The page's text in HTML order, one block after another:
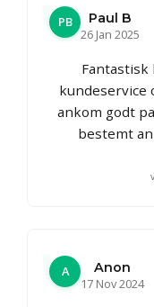
PB
Paul B
26 Jan 2025
Fantastisk
kundeservice
ankom godt
bestemt
A
Anon
17 Nov 2024